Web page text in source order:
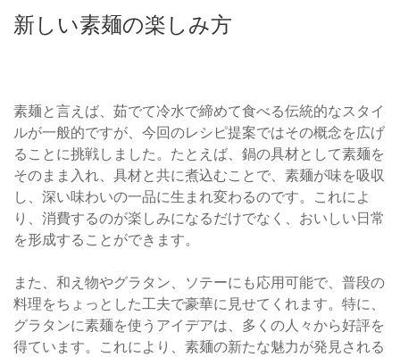
新しい素麺の楽しみ方
素麺と言えば、茹でて冷水で締めて食べる伝統的なスタイ
ルが一般的ですが、今回のレシピ提案ではその概念を広げ
ることに挑戦しました。たとえば、鍋の具材として素麺を
そのまま入れ、具材と共に煮込むことで、素麺が味を吸収
し、深い味わいの一品に生まれ変わるのです。これによ
り、消費するのが楽しみになるだけでなく、おいしい日常
を形成することができます。
また、和え物やグラタン、ソテーにも応用可能で、普段の
料理をちょっとした工夫で豪華に見せてくれます。特に、
グラタンに素麺を使うアイデアは、多くの人々から好評を
得ています。これにより、素麺の新たな魅力が発見される